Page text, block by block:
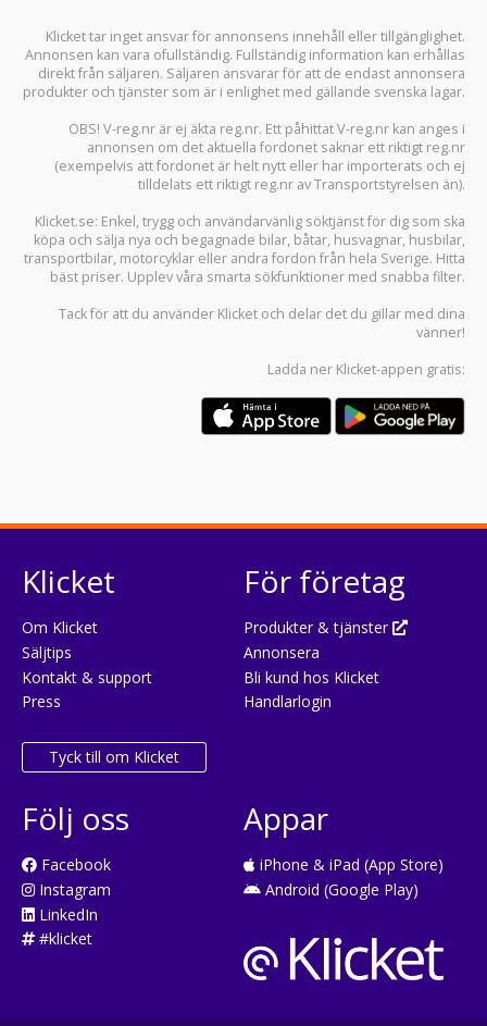
Klicket tar inget ansvar för annonsens innehåll eller tillgänglighet.
Annonsen kan vara ofullständig. Fullständig information kan erhållas
direkt från säljaren. Säljaren ansvarar för att de endast annonsera
produkter och tjänster som är i enlighet med gällande svenska lagar.
OBS! V-reg.nr är ej äkta reg.nr. Ett påhittat V-reg.nr kan anges i
annonsen om det aktuella fordonet saknar ett riktigt reg.nr
(exempelvis att fordonet är helt nytt eller har importerats och ej
tilldelats ett riktigt reg.nr av Transportstyrelsen än).
Klicket.se: Enkel, trygg och användarvänlig söktjänst för dig som ska
köpa och sälja nya och begagnade bilar, båtar, husvagnar, husbilar,
transportbilar, motorcyklar eller andra fordon från hela Sverige. Hitta
bäst priser. Upplev våra smarta sökfunktioner med snabba filter.
Tack för att du använder Klicket och delar det du gillar med dina
vänner!
Ladda ner Klicket-appen gratis:
Klicket
Om Klicket
Säljtips
Kontakt & support
Press
Tyck till om Klicket
För företag
Produkter & tjänster
Annonsera
Bli kund hos Klicket
Handlarlogin
Följ oss
Facebook
Instagram
LinkedIn
#klicket
Appar
iPhone & iPad (App Store)
Android (Google Play)